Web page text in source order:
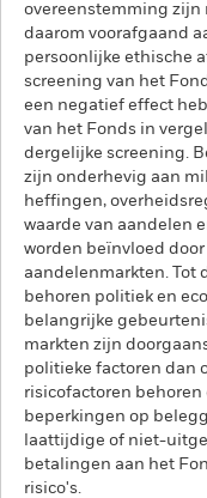
overeenstemming zijn
daarom voorafgaand
persoonlijke ethische
screening van het
een negatief effect
van het Fonds in
dergelijke screening.
zijn onderhevig aan
heffingen,
waarde van aandelen
worden beïnvloed
aandelenmarkten. Tot
behoren politiek en
belangrijke
markten zijn
politieke factoren dan
risicofactoren
beperkingen op
laattijdige of niet-
betalingen aan het
risico's.